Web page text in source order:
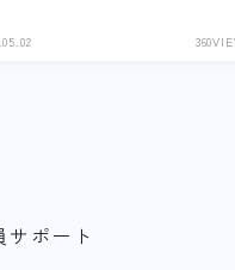
サポート